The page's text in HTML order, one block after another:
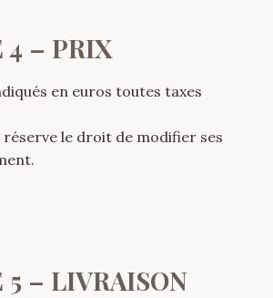
4 – PRIX
en euros toutes taxes
réserve le droit de modifier ses
5 – LIVRAISON